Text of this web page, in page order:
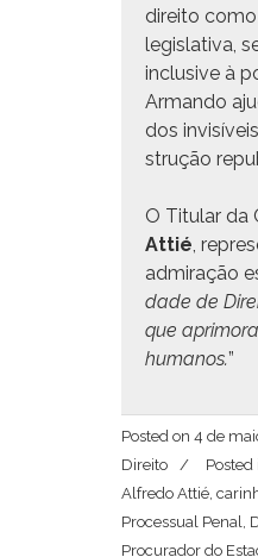
dire­ito
leg­isla­ti­va,
inclu­sive à
Arman­do
dos
strução
O Tit­u­lar da
Attié ,
admi­ração
dade de
que
humanos.”
Posted on 4 de
Direito
Posted
Alfredo Attié
Processual Penal
Procurador do